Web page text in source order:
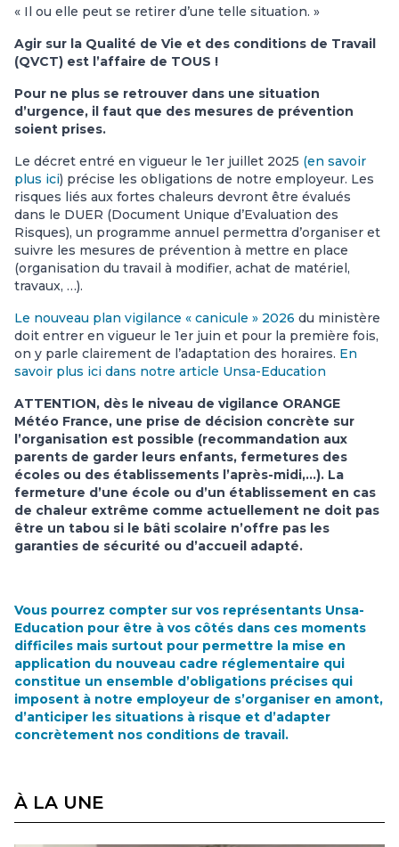
« Il ou elle peut se retirer d’une telle situation. »
Agir sur la Qualité de Vie et des conditions de Travail
(QVCT) est l’affaire de TOUS !
Pour ne plus se retrouver dans une situation
d’urgence, il faut que des mesures de prévention
soient prises.
Le décret entré en vigueur le 1er juillet 2025 (en savoir
plus ici) précise les obligations de notre employeur. Les
risques liés aux fortes chaleurs devront être évalués
dans le DUER (Document Unique d’Evaluation des
Risques), un programme annuel permettra d’organiser et
suivre les mesures de prévention à mettre en place
(organisation du travail à modifier, achat de matériel,
travaux, …).
Le nouveau plan vigilance « canicule » 2026 du ministère
doit entrer en vigueur le 1er juin et pour la première fois,
on y parle clairement de l’adaptation des horaires. En
savoir plus ici dans notre article Unsa-Education
ATTENTION, dès le niveau de vigilance ORANGE
Météo France, une prise de décision concrète sur
l’organisation est possible (recommandation aux
parents de garder leurs enfants, fermetures des
écoles ou des établissements l’après-midi,…). La
fermeture d’une école ou d’un établissement en cas
de chaleur extrême comme actuellement ne doit pas
être un tabou si le bâti scolaire n’offre pas les
garanties de sécurité ou d’accueil adapté.
Vous pourrez compter sur vos représentants Unsa-
Education pour être à vos côtés dans ces moments
difficiles mais surtout pour permettre la mise en
application du nouveau cadre réglementaire qui
constitue un ensemble d’obligations précises qui
imposent à notre employeur de s’organiser en amont,
d’anticiper les situations à risque et d’adapter
concrètement nos conditions de travail.
À LA UNE